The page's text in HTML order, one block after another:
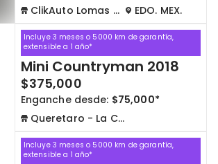
ClikAuto Lomas Verdes
EDO. MEX.
Incluye 3 meses o 5000 km de garantía,
extensible a 1 año*
Mini Countryman 2018
$375,000
Enganche desde: $75,000*
Queretaro - La Capilla
Incluye 3 meses o 5000 km de garantía,
extensible a 1 año*